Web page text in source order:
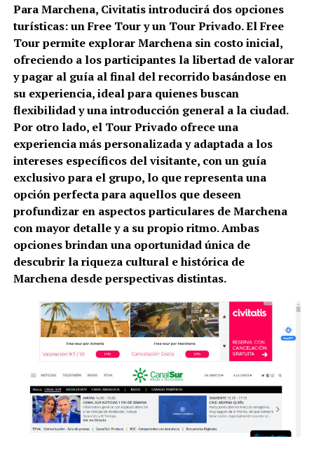
Para Marchena, Civitatis introducirá dos opciones
turísticas: un Free Tour y un Tour Privado. El Free
Tour permite explorar Marchena sin costo inicial,
ofreciendo a los participantes la libertad de valorar
y pagar al guía al final del recorrido basándose en
su experiencia, ideal para quienes buscan
flexibilidad y una introducción general a la ciudad.
Por otro lado, el Tour Privado ofrece una
experiencia más personalizada y adaptada a los
intereses específicos del visitante, con un guía
exclusivo para el grupo, lo que representa una
opción perfecta para aquellos que deseen
profundizar en aspectos particulares de Marchena
con mayor detalle y a su propio ritmo. Ambas
opciones brindan una oportunidad única de
descubrir la riqueza cultural e histórica de
Marchena desde perspectivas distintas.